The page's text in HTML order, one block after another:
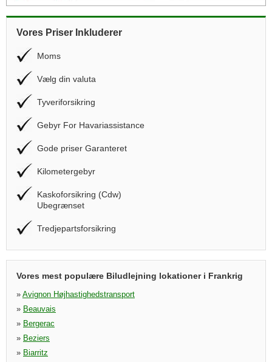
Vores Priser Inkluderer
Moms
Vælg din valuta
Tyveriforsikring
Gebyr For Havariassistance
Gode priser Garanteret
Kilometergebyr
Kaskoforsikring (Cdw)
Ubegrænset
Tredjepartsforsikring
Vores mest populære Biludlejning lokationer i Frankrig
» Avignon Højhastighedstransport
» Beauvais
» Bergerac
» Beziers
» Biarritz